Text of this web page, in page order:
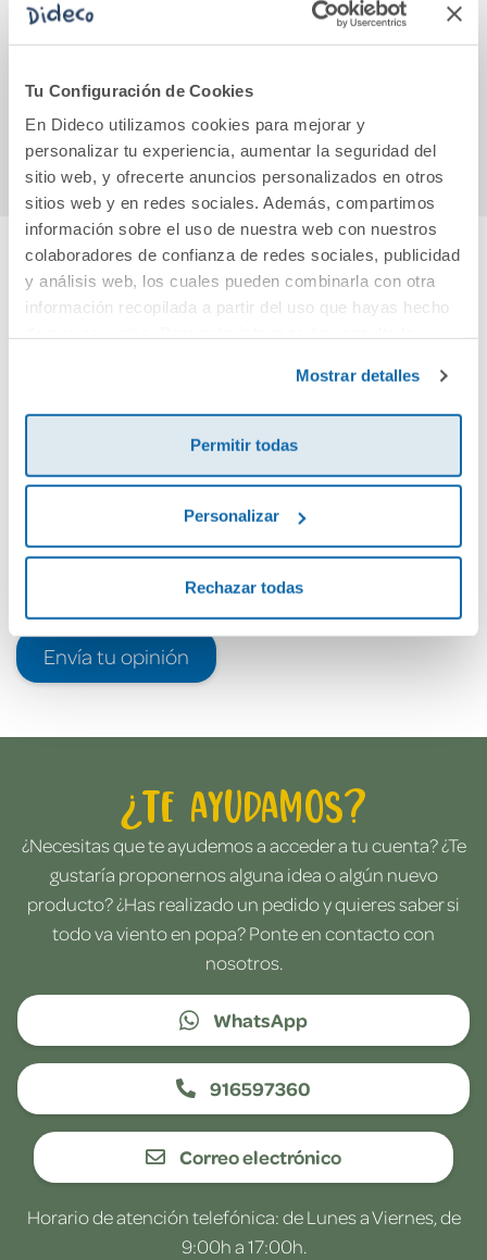
Tu Configuración de Cookies
En Dideco utilizamos cookies para mejorar y
personalizar tu experiencia, aumentar la seguridad del
sitio web, y ofrecerte anuncios personalizados en otros
sitios web y en redes sociales. Además, compartimos
información sobre el uso de nuestra web con nuestros
colaboradores de confianza de redes sociales, publicidad
y análisis web, los cuales pueden combinarla con otra
información recopilada a partir del uso que hayas hecho
Mostrar detalles
Permitir todas
Personalizar
Rechazar todas
Aventura con los
trogloditas
13,50€
Comprar
rimas de las letras
Comprar
la
Cuéntanos tu opinión
¡Sé el primero en valorar este producto!
Envía tu opinión
¿Te ayudamos?
¿Necesitas que te ayudemos a acceder a tu cuenta? ¿Te
gustaría proponernos alguna idea o algún nuevo
producto? ¿Has realizado un pedido y quieres saber si
todo va viento en popa? Ponte en contacto con
nosotros.
WhatsApp
916597360
Correo electrónico
Horario de atención telefónica: de Lunes a Viernes, de
9:00h a 17:00h.